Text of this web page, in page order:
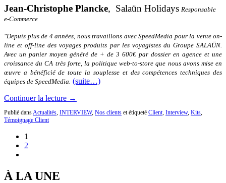
Jean-Christophe Plancke, Salaün Holidays Responsable
e-Commerce
"Depuis plus de 4 années, nous travaillons avec SpeedMedia pour la vente on-
line et off-line des voyages produits par les voyagistes du Groupe SALAÜN.
Avec un panier moyen généré de + de 3 600€ par dossier en agence et une
croissance du CA très forte, la politique web-to-store que nous avons mise en
œuvre a bénéficié de toute la souplesse et des compétences techniques des
équipes de SpeedMedia. (suite…)
Continuer la lecture →
Publié dansActualités, INTERVIEW, Nos clients et étiqueté Client, Interview, Kits,
Témoignage Client
1
2
À LA UNE